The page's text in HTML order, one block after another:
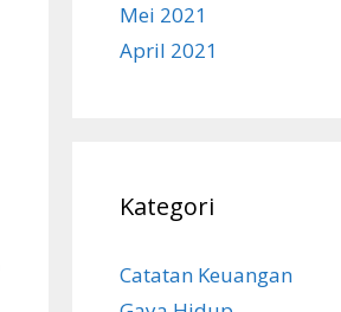
Mei 2021
April 2021
Kategori
Catatan Keuangan